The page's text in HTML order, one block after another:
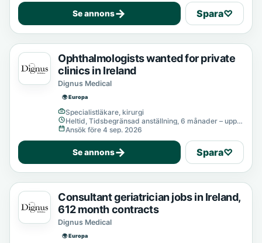
Se annons→ Spara♡
Ophthalmologists wanted for private
clinics in Ireland
Dignus Medical
🌍 Europa
Specialistläkare, kirurgi
Heltid, Tidsbegränsad anställning, 6 månader – upp
till 12 månader
Ansök före 4 sep. 2026
Se annons→ Spara♡
Consultant geriatrician jobs in Ireland,
612 month contracts
Dignus Medical
🌍 Europa